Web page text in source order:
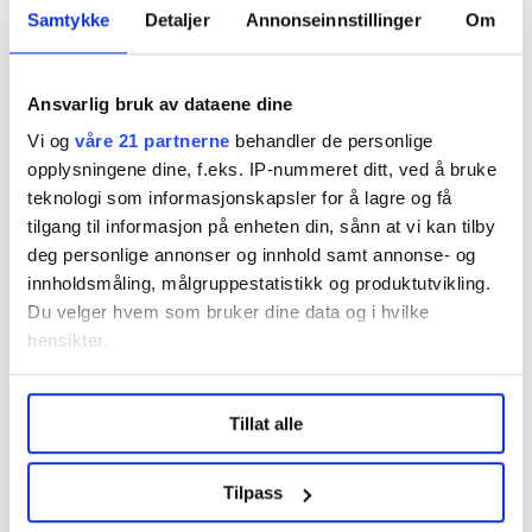
Samtykke Detaljer Annonseinnstillinger Om
Ansvarlig bruk av dataene dine
Vi og våre 21 partnerne behandler de personlige
opplysningene dine, f.eks. IP-nummeret ditt, ved å bruke
teknologi som informasjonskapsler for å lagre og få
tilgang til informasjon på enheten din, sånn at vi kan tilby
deg personlige annonser og innhold samt annonse- og
innholdsmåling, målgruppestatistikk og produktutvikling.
Du velger hvem som bruker dine data og i hvilke
hensikter.
Undermer infokan du lese om hvordan dine personlige
data behandles og hvordan du kan velge hvordan de skal
brukes. Du kan hele tiden endre eller trekke tilbake ditt
samtykke fra erklæringen om informasjonskapsler.
Tillat alle
Tilpass
nav Debatt Arbeiderpartiet sykefravær
Del artikkel
Nå:4stillingsannonser